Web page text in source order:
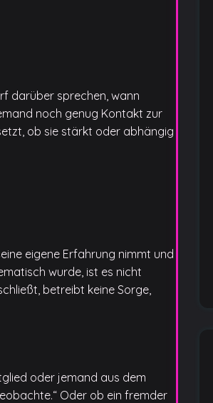
darüber sprechen, wann
noch genug Kontakt zur
ob sie stärkt oder abhängig
eigene Erfahrung nimmt und
wurde, ist es nicht
betreibt keine Sorge,
oder jemand aus dem
Oder ob ein fremder